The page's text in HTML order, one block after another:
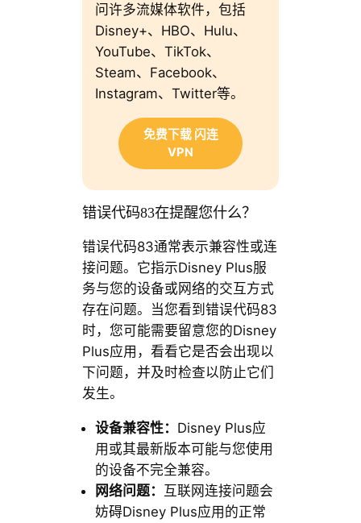
问许多流媒体软件，包括
Disney+、HBO、Hulu、
YouTube、TikTok、
Steam、Facebook、
Instagram、Twitter等。
免费下载 闪连
VPN
错误代码83在提醒您什么？
错误代码83通常表示兼容性或连
接问题。它指示Disney Plus服
务与您的设备或网络的交互方式
存在问题。当您看到错误代码83
时，您可能需要留意您的Disney
Plus应用，看看它是否会出现以
下问题，并及时检查以防止它们
发生。
设备兼容性： Disney Plus应
用或其最新版本可能与您使用
的设备不完全兼容。
网络问题： 互联网连接问题会
妨碍Disney Plus应用的正常